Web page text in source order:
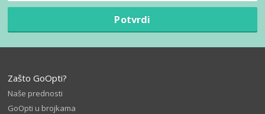
Potvrdi
Zašto GoOpti?
Naše prednosti
GoOpti u brojkama